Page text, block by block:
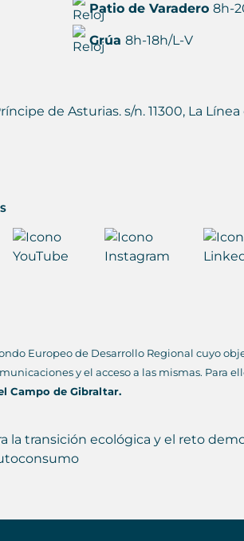
Patio de Varadero 8h-
Grúa 8h-18h/L-V
de Asturias. s/n. 11300, La
Europeo de Desarrollo Regional cuyo
y el acceso a las mismas. Para
Campo de Gibraltar.